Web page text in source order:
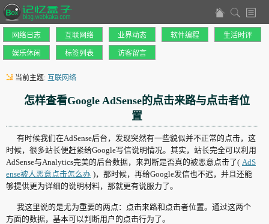
网络日志 互联网络 业界动态 软件编程 生活时评
娱乐休闲 标签列表 访客留言
当前主题: 互联网络
怎样查看Google AdSense的点击来路与点击者位
置
有时候我们在AdSense后台，发现突然有一些貌似并不正常的点击，这
时候，很多站长便赶紧给Google写信说明情况。其实，站长完全可以利用
AdSense与Analytics完美的后台数据，来判断是否真的被恶意点击了( AdS
ense被人恶意点击怎么办 )，那时候，再给Google发信也不迟，并且还能
够提供更为详细的说明材料，那就更有说服力了。
我这里说的是尤为重要的两点：点击来路和点击者位置。通过这两个
方面的数据，基本可以判断用户的点击行为了。